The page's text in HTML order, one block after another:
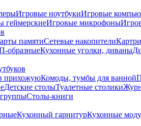
Игровые ноутбукиИгровые
геймерскиеИгровые микрофоны
памятиСетевые накопители
образныеКухонные уголки, диваны
прихожуюКомоды, тумбы для ванной
Детские столыТуалетные столики
Столы-книги
Кухонный гарнитурКухонные